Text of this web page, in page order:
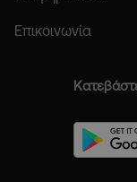
Επικοινωνία